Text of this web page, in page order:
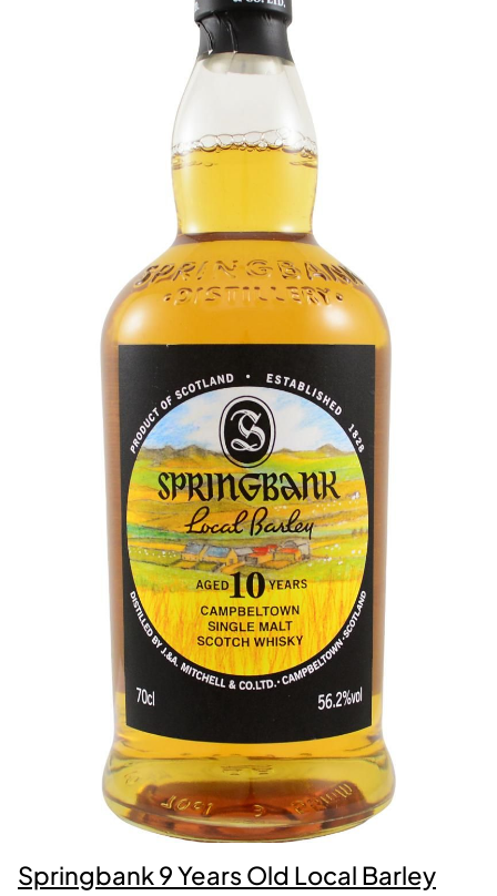
Springbank 9 Years Old Local Barley